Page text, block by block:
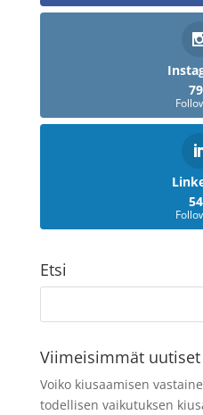
Etsi
Viimeisimmät uutiset
Voiko kiusaamisen
todellisen vaikutuksen